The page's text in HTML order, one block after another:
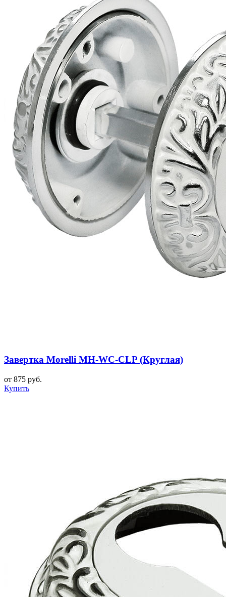
Завертка Morelli MH-WC-CLP (Круглая)
от 875 руб.
Купить